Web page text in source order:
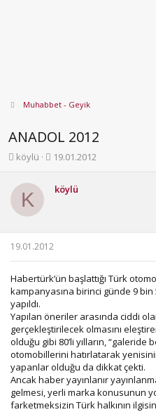
Muhabbet - Geyik
ANADOL 2012
K
n
u
b
l
a
t
a
n
köylü
B
g
ı
a
r
h
i
19.01.2012
K köylü
19.01.2012
Habertürk’ün başlattığı Türk
kampanyasına birinci günde 9
yapıldı.
Yapılan öneriler arasında ciddi
gerçekleştirilecek olmasını
olduğu gibi 80’li yılların,
otomobillerini hatırlatarak
yapanlar olduğu da dikkat çekti.
Ancak haber yayınlanır
gelmesi, yerli marka konusunun
farketmeksizin Türk halkının